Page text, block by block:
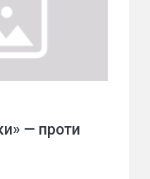
— проти